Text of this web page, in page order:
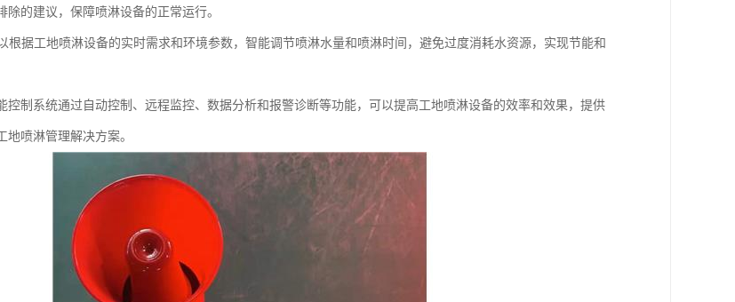
除的建议，保障喷淋设备的正常运行。
根据工地喷淋设备的实时需求和环境参数，智能调节喷淋水量和喷淋时间，避免过度消耗水资源，实现节能和
控制系统通过自动控制、远程监控、数据分析和报警诊断等功能，可以提高工地喷淋设备的效率和效果，提供
地喷淋管理解决方案。